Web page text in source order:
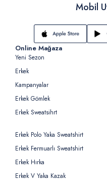
Mobil
Online Mağaza
Yeni Sezon
Erkek
Kampanyalar
Erkek Gömlek
Erkek Sweatsihrt
Erkek Polo Yaka Sweatshirt
Erkek Fermuarlı Sweatshirt
Erkek Hırka
Erkek V Yaka Kazak